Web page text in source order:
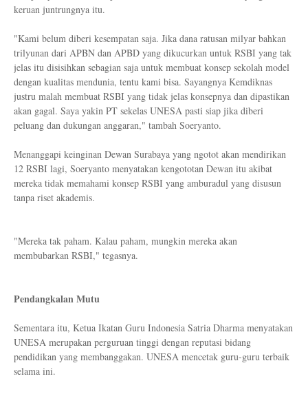
keruan juntrungnya itu.
"Kami belum diberi kesempatan saja. Jika dana ratusan milyar bahkan
trilyunan dari APBN dan APBD yang dikucurkan untuk RSBI yang tak
jelas itu disisihkan sebagian saja untuk membuat konsep sekolah model
dengan kualitas mendunia, tentu kami bisa. Sayangnya Kemdiknas
justru malah membuat RSBI yang tidak jelas konsepnya dan dipastikan
akan gagal. Saya yakin PT sekelas UNESA pasti siap jika diberi
peluang dan dukungan anggaran," tambah Soeryanto.
Menanggapi keinginan Dewan Surabaya yang ngotot akan mendirikan
12 RSBI lagi, Soeryanto menyatakan kengototan Dewan itu akibat
mereka tidak memahami konsep RSBI yang amburadul yang disusun
tanpa riset akademis.
"Mereka tak paham. Kalau paham, mungkin mereka akan
membubarkan RSBI," tegasnya.
Pendangkalan Mutu
Sementara itu, Ketua Ikatan Guru Indonesia Satria Dharma menyatakan
UNESA merupakan perguruan tinggi dengan reputasi bidang
pendidikan yang membanggakan. UNESA mencetak guru-guru terbaik
selama ini.